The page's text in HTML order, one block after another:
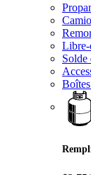
Libre-
Solde